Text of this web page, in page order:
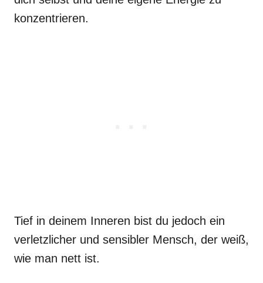
konzentrieren.
Tief in deinem Inneren bist du jedoch ein
verletzlicher und sensibler Mensch, der weiß,
wie man nett ist.